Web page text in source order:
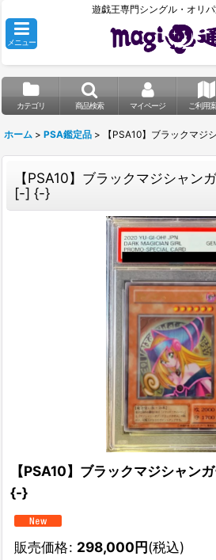
遊戯王専門シングル・オリ
メニュー
カテゴリ 商品検索 マイページ ご利用
ホーム > PSA鑑定品 > 【PSA10】ブラックマ
【PSA10】ブラックマジシャン
[-] {-}
【PSA10】ブラックマジシャン
{-}
販売価格: 298,000円(税込)